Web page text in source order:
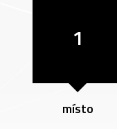
1
místo